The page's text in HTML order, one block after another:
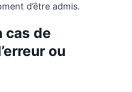
d’être admis.
cas de
ou